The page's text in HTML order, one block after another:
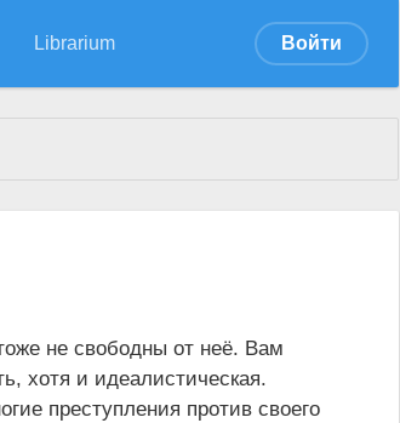
Librarium Войти
не свободны от неё. Вам
хотя и идеалистическая.
преступления против своего